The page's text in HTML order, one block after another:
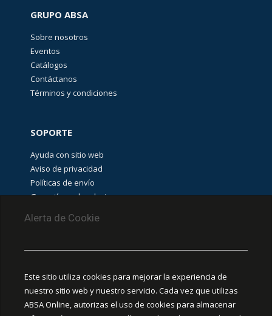
Alerta de Cookie
Este sitio utiliza cookies para mejorar la experiencia de
nuestro sitio web y nuestro servicio. Cada vez que utilizas
ABSA Online, autorizas el uso de cookies para almacenar
GRUPO ABSA
Sobre nosotros
Eventos
Catálogos
Contáctanos
Términos y condiciones
SOPORTE
Ayuda con sitio web
Aviso de privacidad
Políticas de envío
Garantías y devoluciones
PUNTOS DE RECOLECCIÓN
CEDIS Guadalajara
Amapola #380, La Aurora, C.P. 44460 Guadalajara,
Jalisco, MX.